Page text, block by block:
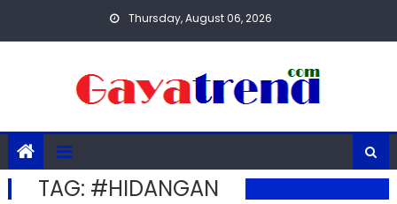
Thursday, August 06, 2026
TAG: #HIDANGAN